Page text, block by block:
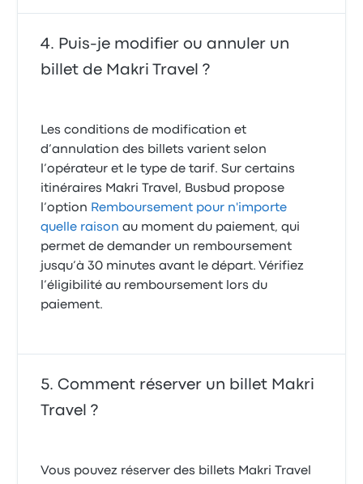
Puis-je modifier ou annuler un
billet de Makri Travel ?
Les conditions de modification et
d’annulation des billets varient selon
l’opérateur et le type de tarif. Sur certains
itinéraires Makri Travel, Busbud propose
l’option Remboursement pour n'importe
quelle raison au moment du paiement, qui
permet de demander un remboursement
jusqu’à 30 minutes avant le départ. Vérifiez
l’éligibilité au remboursement lors du
paiement.
Comment réserver un billet Makri
Travel ?
Vous pouvez réserver des billets Makri Travel